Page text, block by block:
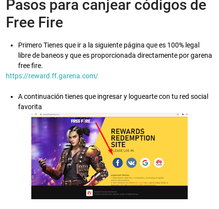
Pasos para canjear códigos de
Free Fire
Primero Tienes que ir a la siguiente página que es 100% legal
libre de baneos y que es proporcionada directamente por garena
free fire.
https://reward.ff.garena.com/
A continuación tienes que ingresar y loguearte con tu red social
favorita